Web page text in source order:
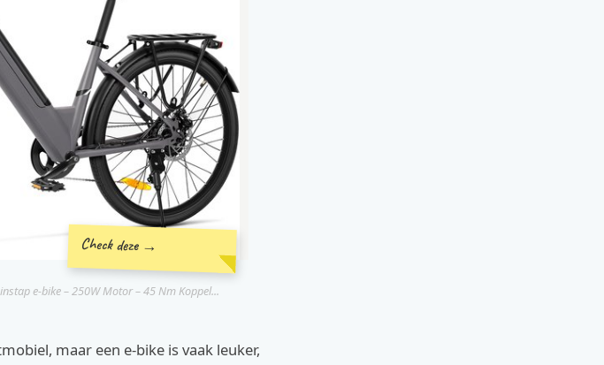
Check deze →
e-bike – 250W Motor – 45 Nm Koppel...
maar een e-bike is vaak leuker,